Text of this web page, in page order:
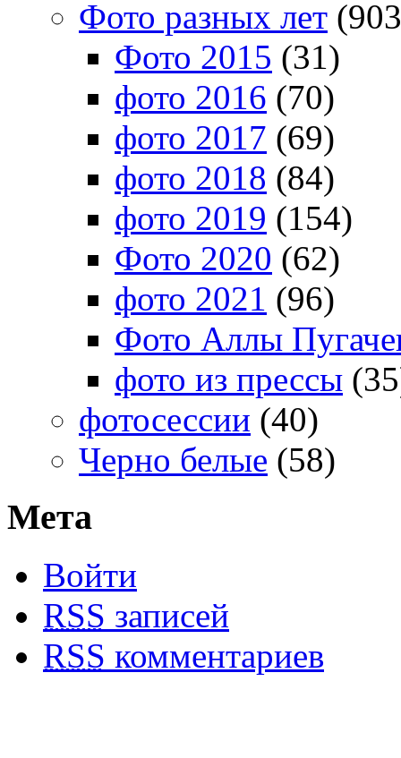
Фото разных лет
Фото 2015 (31)
фото 2016 (70)
фото 2017 (69)
фото 2018 (84)
фото 2019 (154)
Фото 2020 (62)
фото 2021 (96)
Фото Аллы
фото из прессы
фотосессии (40)
Черно белые (58)
Мета
Войти
RSS записей
RSS комментариев